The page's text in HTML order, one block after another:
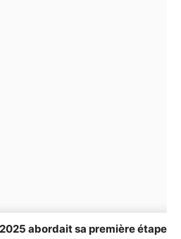
abordait sa première étape